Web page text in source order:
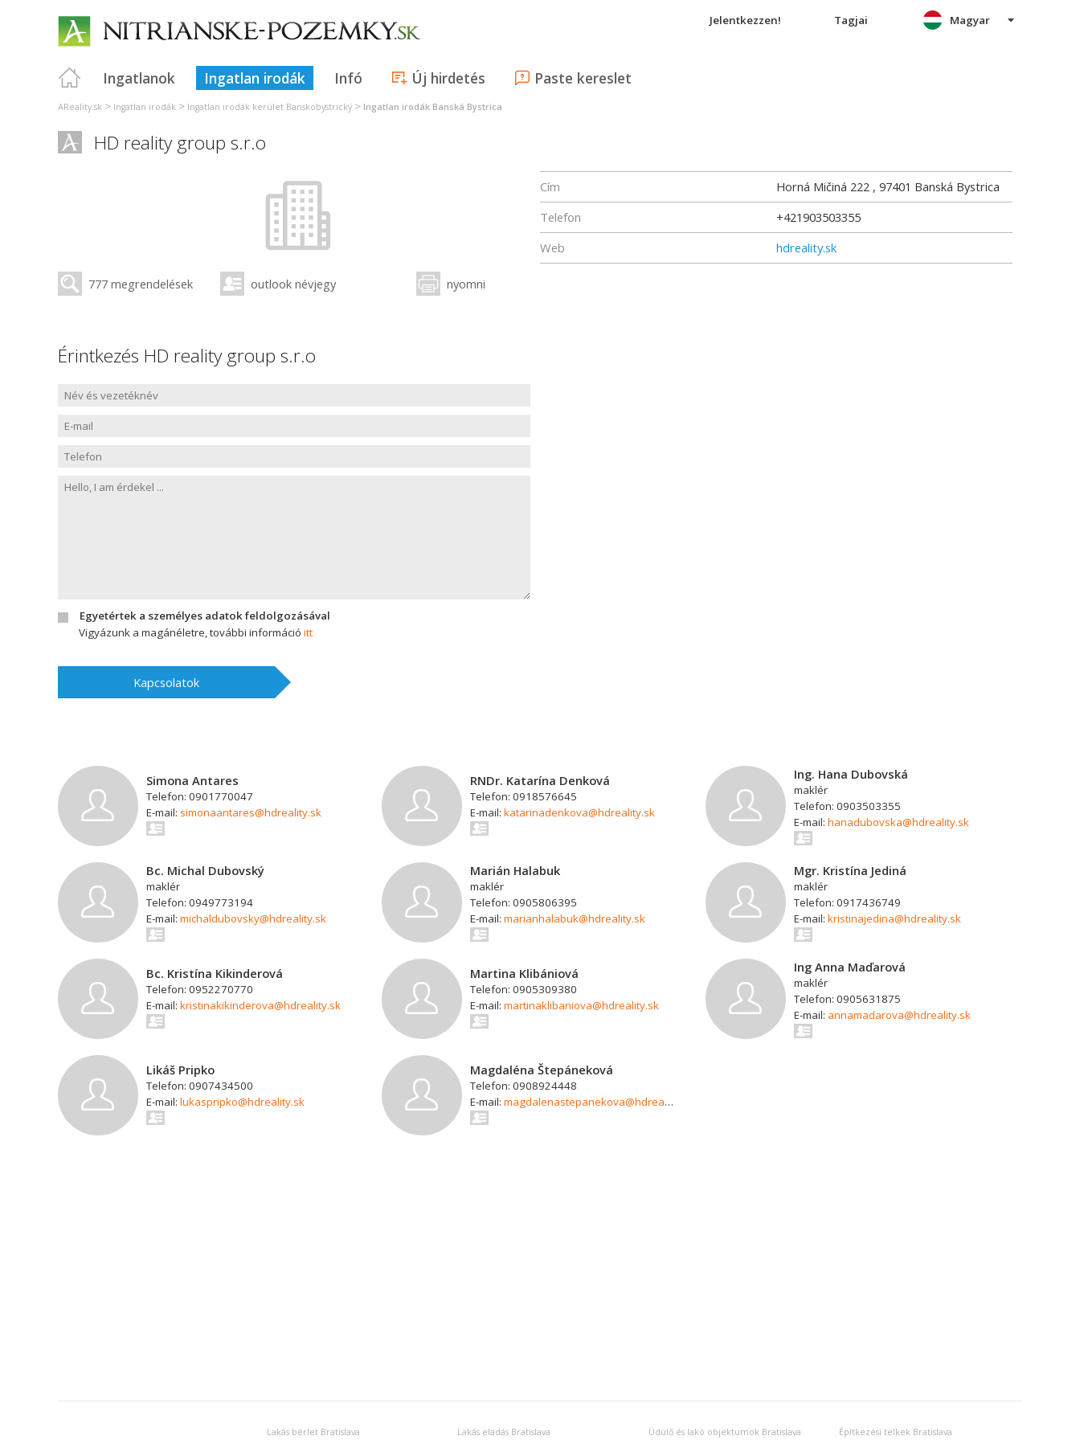
Jelentkezzen! Tagjai
Ingatlanok Ingatlan irodák Infó Új hirdetés Paste kereslet
Magyar
AReality.sk > Ingatlan irodák > Ingatlan irodák kerület Banskobystrický > Ingatlan irodák Banská Bystrica
HD reality group s.r.o
777 megrendelések outlook névjegy nyomni
Cím Horná Mičiná 222 , 97401 Banská Bystrica
Telefon
+421903503355
Web
hdreality.sk
Érintkezés HD reality group s.r.o
Egyetértek a személyes adatok feldolgozásával
Vigyázunk a magánéletre, további információ itt
Kapcsolatok
Simona Antares
Telefon: 0901770047
E-mail: simonaantares@hdreality.sk
RNDr. Katarína Denková
Telefon: 0918576645
E-mail:katarinadenkova@hdreality.sk
Ing. Hana Dubovská
maklér
Telefon: 0903503355
E-mail:hanadubovska@hdreality.sk
Bc. Michal Dubovský
maklér
Telefon: 0949773194
E-mail: michaldubovsky@hdreality.sk
Marián Halabuk
maklér
Telefon: 0905806395
E-mail:marianhalabuk@hdreality.sk
Mgr. Kristína Jediná
maklér
Telefon: 0917436749
E-mail:kristinajedina@hdreality.sk
Bc. Kristína Kikinderová
Telefon: 0952270770
E-mail: kristinakikinderova@hdreality.sk
Martina Klibániová
Telefon: 0905309380
E-mail:martinaklibaniova@hdreality.sk
Ing Anna Maďarová
maklér
Telefon: 0905631875
E-mail: annamadarova@hdreality.sk
Likáš Pripko
Telefon: 0907434500
E-mail: lukaspripko@hdreality.sk
Magdaléna Štepáneková
Telefon: 0908924448
E-mail:magdalenastepanekova@hdreality.sk
Lakás bérlet Bratislava Lakás eladás Bratislava Üdülő és lakó objektumok Bratislava
Építkezési telkek Bratislava